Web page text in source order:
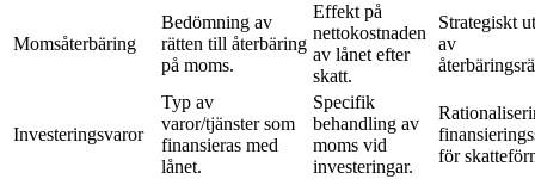
Momsåterbäring
Bedömning av
rätten till återbäring
på moms.
Effekt på
nettokostnaden
av lånet efter
skatt.
Strategiskt
av
Investeringsvaror
Typ av
varor/tjänster som
finansieras med
lånet.
Specifik
behandling av
moms vid
investeringar.
för